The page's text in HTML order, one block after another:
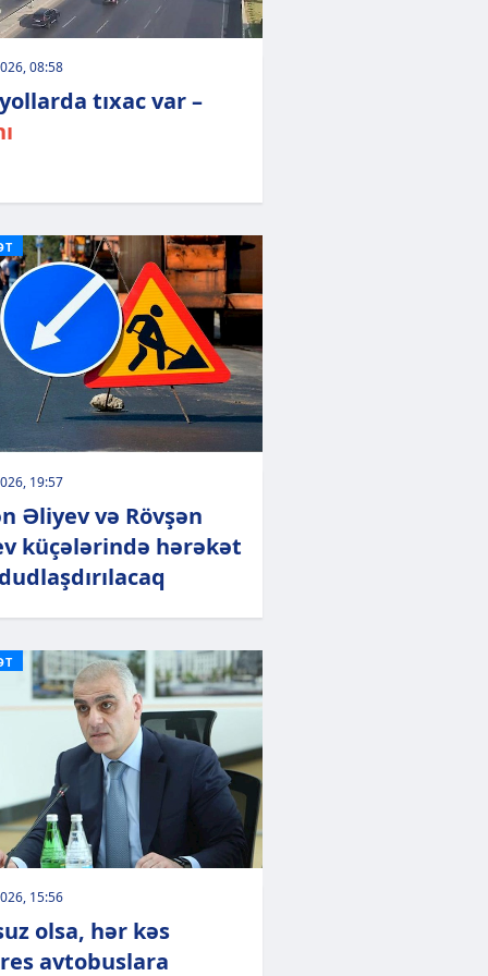
08:58
tıxac var –
19:57
Əliyev və Rövşən
küçələrində hərəkət
15:56
olsa, hər kəs
avtobuslara